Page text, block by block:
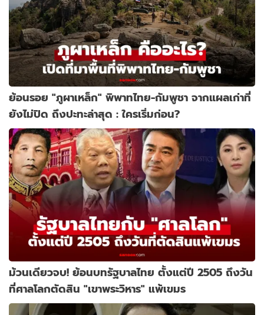
ย้อนรอย "ภูผาเหล็ก" พิพาทไทย-กัมพูชา จากแผลเก่าที่
ยังไม่ปิด ถึงปะทะล่าสุด : ใครเริ่มก่อน?
ม้วนเดียวจบ! ย้อนบทรัฐบาลไทย ตั้งแต่ปี 2505 ถึงวัน
ที่ศาลโลกตัดสิน "เขาพระวิหาร" แพ้เขมร